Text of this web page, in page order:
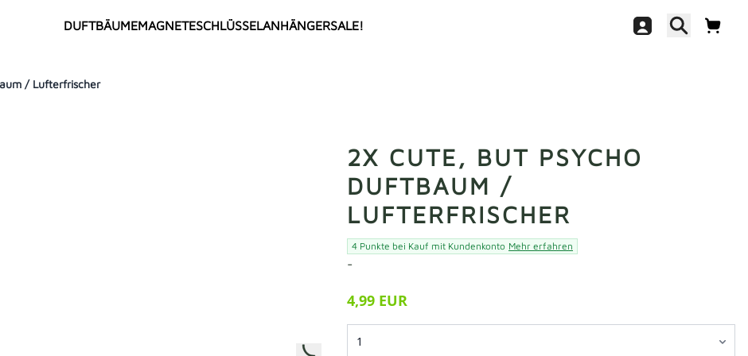
DUFTBÄUME
ALLE
Internationale Memes
MAGNETESCHLÜSSELANHÄNGERSALE!
/ Lufterfrischer
2X CUTE, BUT PSYCHO
DUFTBAUM /
LUFTERFRISCHER
4 Punkte bei Kauf mit Kundenkonto Mehr erfahren
-
4,99 EUR